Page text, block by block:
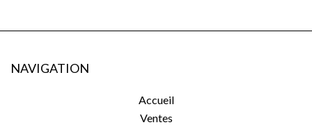
NAVIGATION
Accueil
Ventes